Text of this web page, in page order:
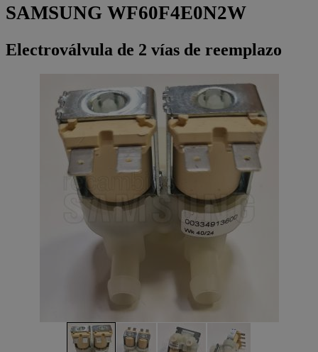
SAMSUNG WF60F4E0N2W
Electroválvula de 2 vías de reemplazo